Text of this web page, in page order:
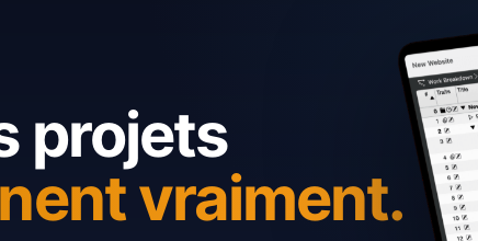
projets
vraiment.